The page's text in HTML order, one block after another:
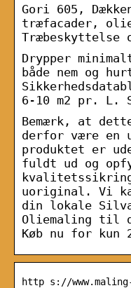
Gori 605,
træfacader,
Træbeskyttelse
Drypper
både nem og
6-10 m2 pr. L.
Bemærk, at
derfor være en
produktet er
fuldt ud og
uoriginal. Vi
din lokale
Oliemaling til
Køb nu for kun
http s://